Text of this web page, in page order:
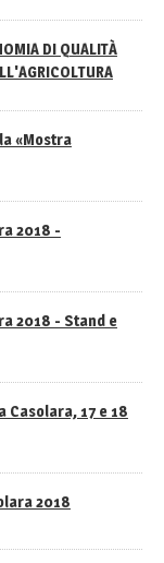
DI QUALITÀ
«Mostra
2018 -
2018 - Stand e
17 e 18
2018